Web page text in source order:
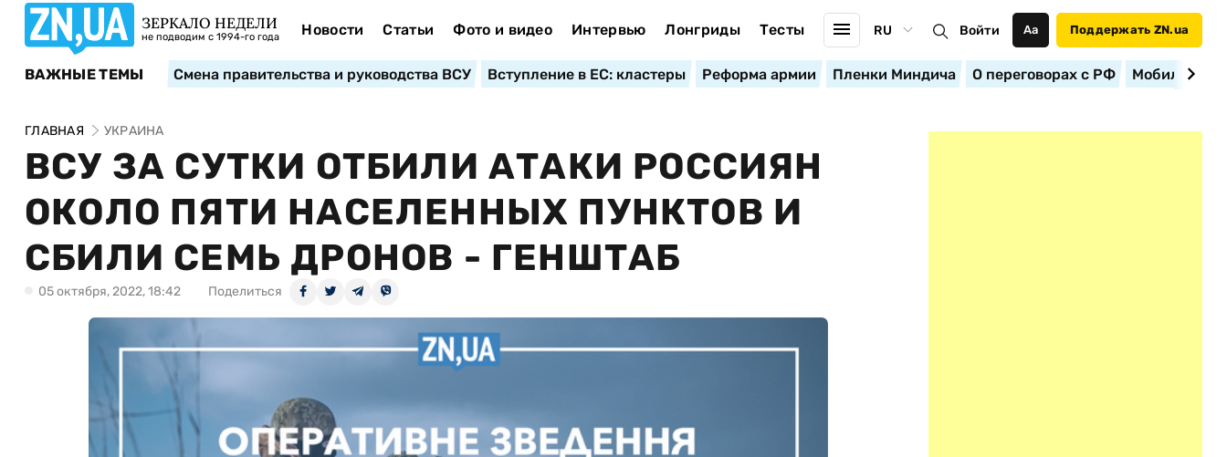
ЗЕРКАЛО НЕДЕЛИ
не подводим с 1994-го года Новости Статьи Фото и видео Интервью Лонгриды Тесты RU Войти Аа Поддержать ZN.ua
ВАЖНЫЕ ТЕМЫ Смена правительства и руководства ВСУ Вступление в ЕС: кластеры Реформа армии Пленки Миндича О переговорах с РФ
ГЛАВНАЯ УКРАИНА
ВСУ ЗА СУТКИ ОТБИЛИ АТАКИ РОССИЯН
ОКОЛО ПЯТИ НАСЕЛЕННЫХ ПУНКТОВ И
СБИЛИ СЕМЬ ДРОНОВ - ГЕНШТАБ
05 октября, 2022, 18:42 Поделиться